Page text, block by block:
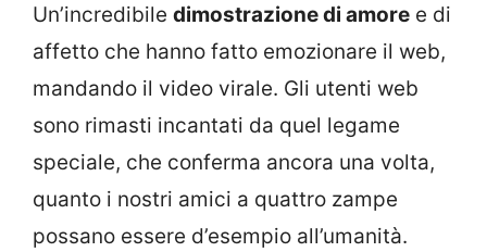
Un’incredibile dimostrazione di amore e di
affetto che hanno fatto emozionare il web,
mandando il video virale. Gli utenti web
sono rimasti incantati da quel legame
speciale, che conferma ancora una volta,
quanto i nostri amici a quattro zampe
possano essere d’esempio all’umanità.